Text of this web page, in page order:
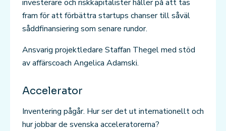
investerare och riskkapitalister håller på att tas
fram för att förbättra startups chanser till såväl
såddfinansiering som senare rundor.
Ansvarig projektledare Staffan Thegel med stöd
av affärscoach Angelica Adamski.
Accelerator
Inventering pågår. Hur ser det ut internationellt och
hur jobbar de svenska acceleratorerna?